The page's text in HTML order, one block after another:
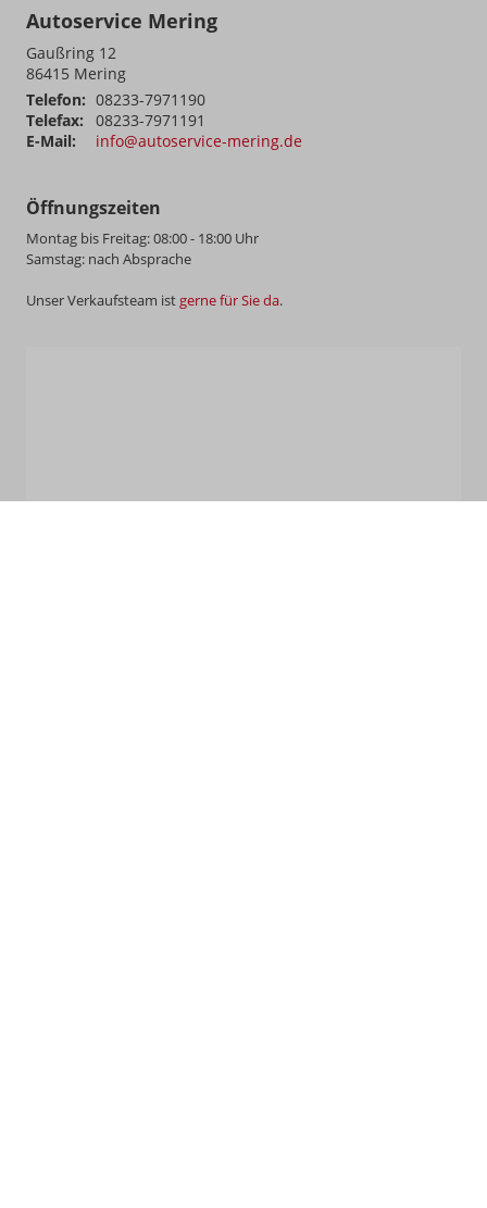
Autoservice Mering
Gaußring 12
86415 Mering
Telefon: 08233-7971190
Telefax:
08233-7971191
E-Mail:
info@autoservice-mering.de
Öffnungszeiten
Montag bis Freitag: 08:00 - 18:00 Uhr
Samstag: nach Absprache
Unser Verkaufsteam ist gerne für Sie da.